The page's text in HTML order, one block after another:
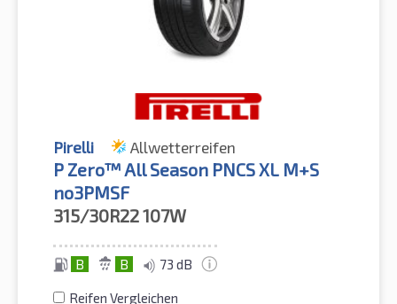
Pirelli Allwetterreifen
P Zero™ All Season PNCS XL M+S
no3PMSF
315/30R22107W
B B 73 dB
Reifen Vergleichen